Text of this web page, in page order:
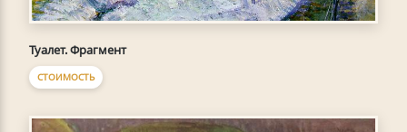
Туалет. Фрагмент
СТОИМОСТЬ